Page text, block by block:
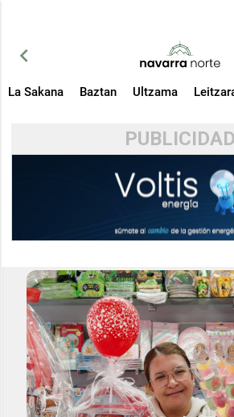
chevron_left
La Sakana Baztan Ultzama
PUBLICIDAD